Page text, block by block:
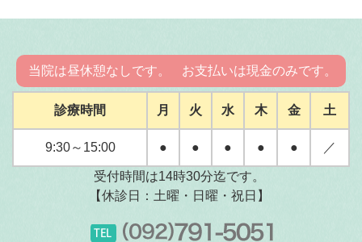
当院は昼休憩なしです。 お支払いは現金のみです。
診療時間 月 火 水 木 金 土
9:30～15:00 ● ● ● ● ● ／
受付時間は14時30分迄です。
【休診日：土曜・日曜・祝日】